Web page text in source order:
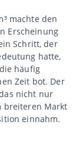
machte den
Erscheinung
Schritt, der
hatte,
häufig
Zeit bot. Der
nicht nur
breiteren Markt
einnahm.